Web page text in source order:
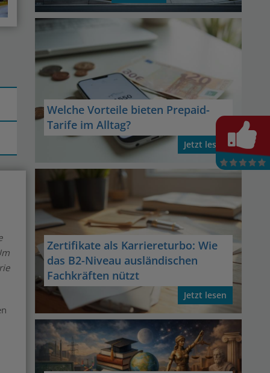
Welche Vorteile bieten Prepaid-
Tarife im Alltag?
Jetzt lesen
Zertifikate als Karriereturbo: Wie
das B2-Niveau ausländischen
Fachkräften nützt
Jetzt lesen